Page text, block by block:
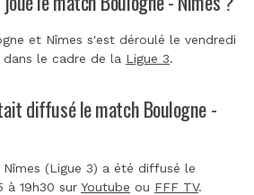
et Nîmes s'est déroulé le vendredi
dans le cadre de la Ligue 3.
diffusé le match Boulogne -
(Ligue 3) a été diffusé le
à 19h30 sur Youtube ou FFF TV.